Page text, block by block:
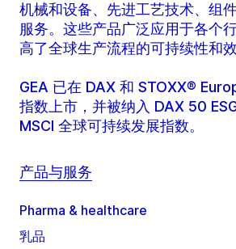
机械和设备、先进工艺技术、组
服务。这些产品广泛应用于各个
高了全球生产流程的可持续性和效
GEA 已在 DAX 和 STOXX®
指数上市，并被纳入 DAX 50
MSCI 全球可持续发展指数。
产品与服务
Pharma & healthcare
乳品